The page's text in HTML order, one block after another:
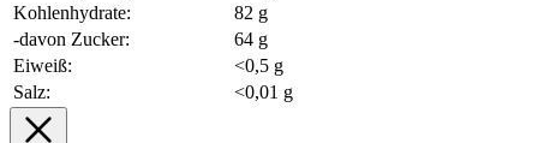
Kohlenhydrate:
82 g
-davon Zucker:
64 g
Eiweiß:
<0,5 g
Salz:
<0,01 g